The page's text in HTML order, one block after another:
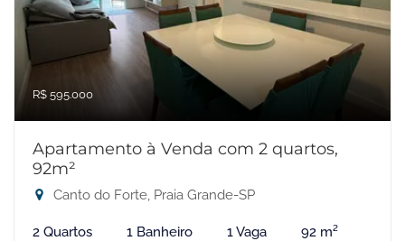
R$ 595.000
Apartamento à Venda com 2 quartos,
92m²
Canto do Forte, Praia Grande-SP
2 Quartos 1 Banheiro 1 Vaga 92 m²